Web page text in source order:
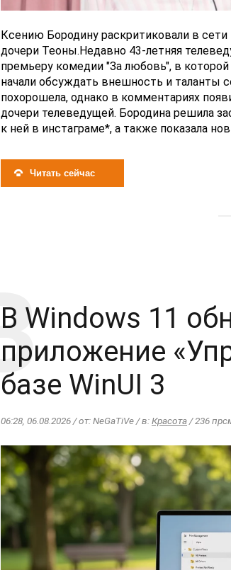
Ксению Бородину раскритиковали в
дочери Теоны.Недавно 43-летняя
премьеру комедии "За любовь", в
начали обсуждать внешность и таланты
похорошела, однако в комментариях
дочери телеведущей. Бородина решила
к ней в инстаграме*, а также показала
Читать сейчас
В Windows 11
приложение
базе WinUI 3
06:28, 06.08.2026 / от: NeGaTiVe / в:Красота/ 236